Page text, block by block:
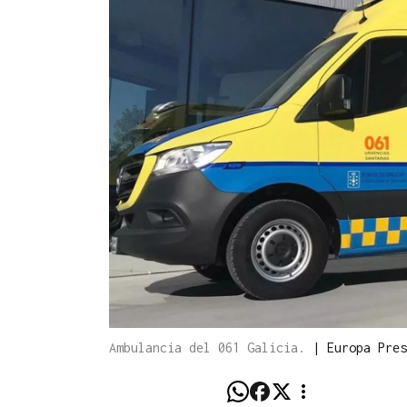
Ambulancia del 061 Galicia. | Europa